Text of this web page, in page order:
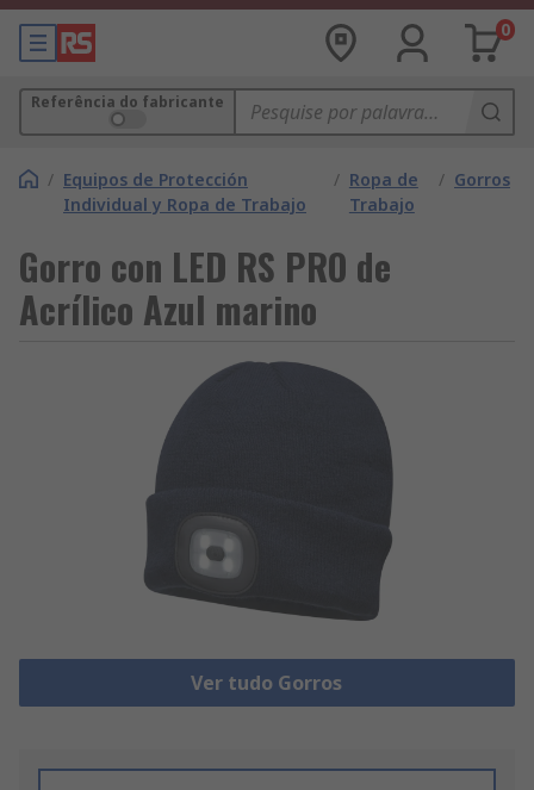
0
Referência do fabricante
/ Equipos de Protección
Individual y Ropa de Trabajo
/ Ropa de
Trabajo
/ Gorros
Gorro con LED RS PRO de
Acrílico Azul marino
Ver tudo Gorros